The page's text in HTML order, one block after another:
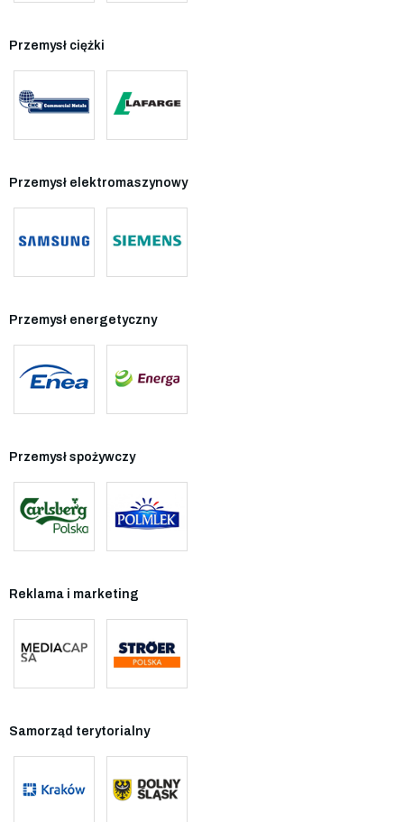
Przemysł ciężki
Przemysł elektromaszynowy
Przemysł energetyczny
Przemysł spożywczy
Reklama i marketing
Samorząd terytorialny